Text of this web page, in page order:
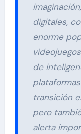
digitales,
enorme
de
transición
pero
alerta